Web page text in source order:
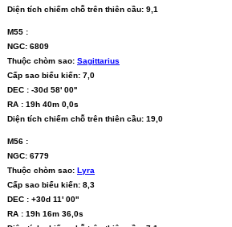
Diện tích chiếm chỗ trên thiên cầu: 9,1
M55 :
NGC: 6809
Thuộc chòm sao: Sagittarius
Cấp sao biểu kiến: 7,0
DEC : -30d 58' 00''
RA : 19h 40m 0,0s
Diện tích chiếm chỗ trên thiên cầu: 19,0
M56 :
NGC: 6779
Thuộc chòm sao: Lyra
Cấp sao biểu kiến: 8,3
DEC : +30d 11' 00''
RA : 19h 16m 36,0s